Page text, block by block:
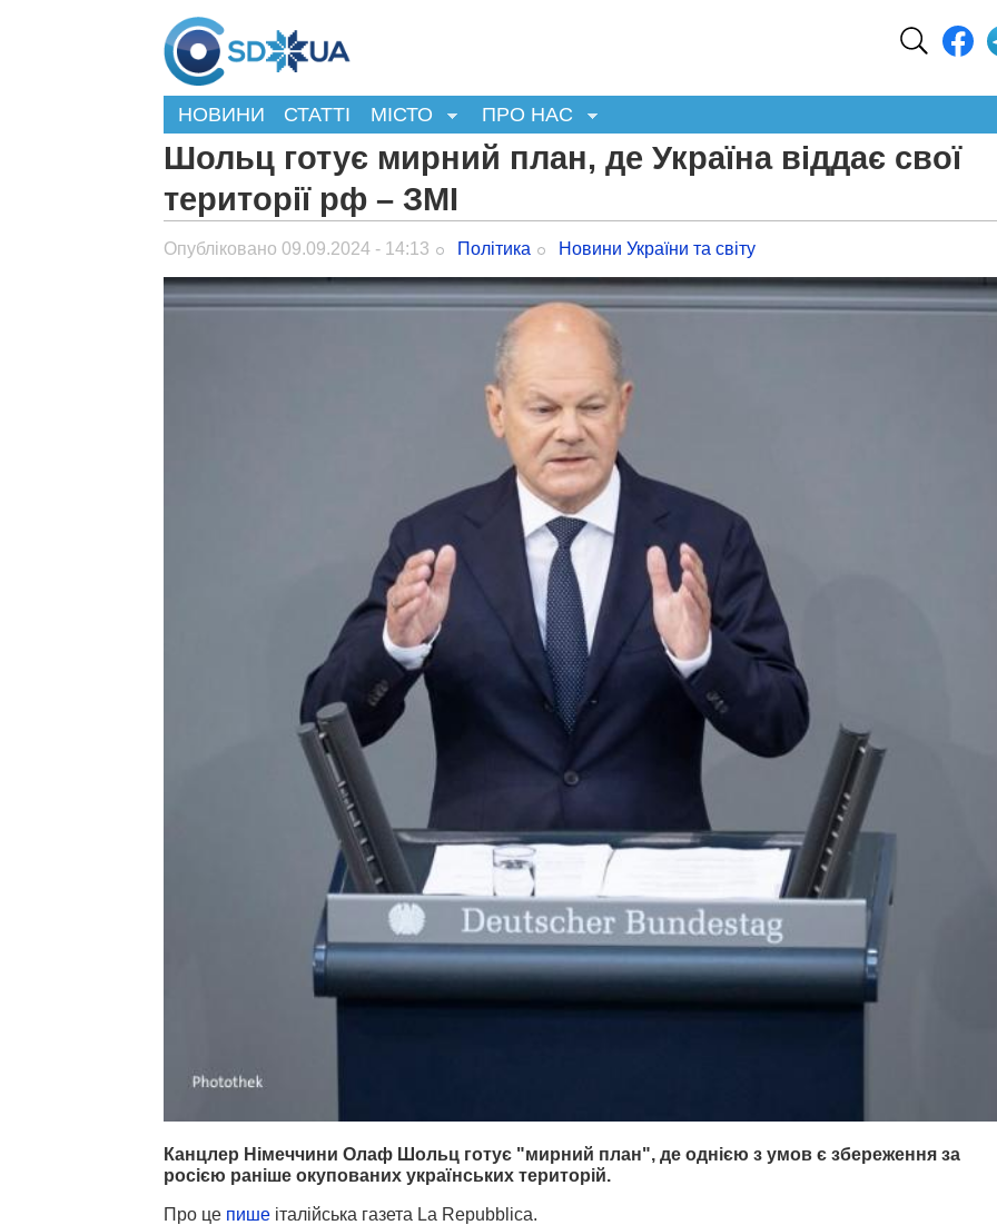
НОВИНИ СТАТТІ МІСТО ПРО НАС
Шольц готує мирний план, де Україна віддає свої
території рф – ЗМІ
Опубліковано 09.09.2024 - 14:13 Політика Новини України та світу
Канцлер Німеччини Олаф Шольц готує "мирний план", де однією з умов є збереження за
росією раніше окупованих українських територій.
Про це пише італійська газета La Repubblica.